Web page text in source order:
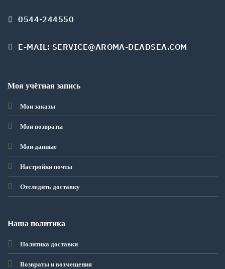
0544-244550
E-MAIL: SERVICE@AROMA-DEADSEA.COM
Моя учётная запись
Мои заказы
Мои возвраты
Мои данные
Настройки почты
Отследить доставку
Наша политика
Политика доставки
Возвраты и возмещения